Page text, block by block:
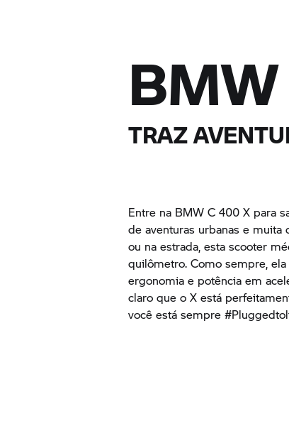
BMW
TRAZ
Entre na BMWC 400 X para
de aventuras urbanas e muita
ou na estrada, esta scooter
quilômetro. Como sempre,
ergonomia e potência em
claro que o X está
você está sempre